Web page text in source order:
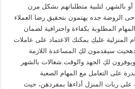
أو بالشهر، لتلبية متطلباتهم بشكل مرن
الروضة جده يهتمون بتحقيق رضا العملاء
المطلوبة بكفاءة واحترافية لضمان
المنزلية عليكِ يمكنك الاعتماد على عاملات
سيقدمون لكِ المساعدة اللازمة
لكِ الجهد والوقت.شغالات بالشهر
على التعامل مع المهام الصعبة
على ربات المنزل أداءها بمفردهن، حيث